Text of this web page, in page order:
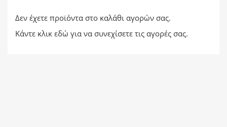
Δεν έχετε προϊόντα στο καλάθι αγορών σας.
Κάντε κλικ εδώ για να συνεχίσετε τις αγορές σας.